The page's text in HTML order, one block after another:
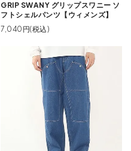
GRIP SWANY グリップスワニー ソ
フトシェルパンツ【ウィメンズ】
7,040円(税込)